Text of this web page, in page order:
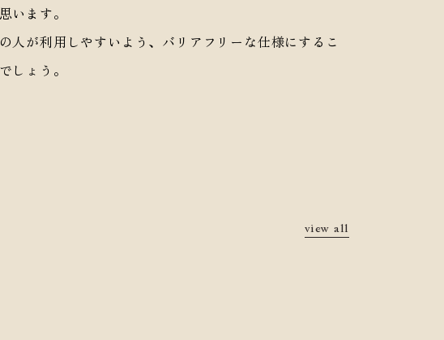
います。
人が利用しやすいよう、バリアフリーな仕様にするこ
しょう。
view all